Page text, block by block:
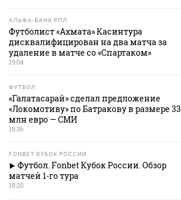
АЛЬФА-БАНК РПЛ
Футболист «Ахмата» Касинтура
дисквалифицирован на два матча за
удаление в матче со «Спартаком»
19:04
ФУТБОЛ
«Галатасарай» сделал предложение
«Локомотиву» по Батракову в размере 33
млн евро — СМИ
18:36
FONBET КУБОК РОССИИ
Футбол. Fonbet Кубок России. Обзор
матчей 1-го тура
18:20